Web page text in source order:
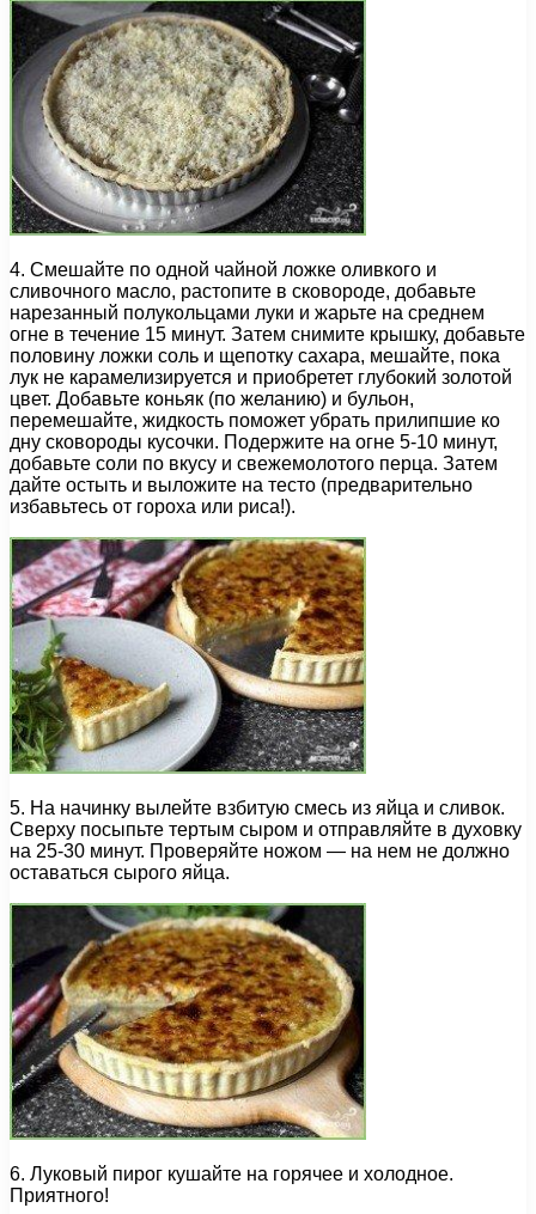
4. Смешайте по одной чайной ложке оливкого и
сливочного масло, растопите в сковороде, добавьте
нарезанный полукольцами луки и жарьте на среднем
огне в течение 15 минут. Затем снимите крышку, добавьте
половину ложки соль и щепотку сахара, мешайте, пока
лук не карамелизируется и приобретет глубокий золотой
цвет. Добавьте коньяк (по желанию) и бульон,
перемешайте, жидкость поможет убрать прилипшие ко
дну сковороды кусочки. Подержите на огне 5-10 минут,
добавьте соли по вкусу и свежемолотого перца. Затем
дайте остыть и выложите на тесто (предварительно
избавьтесь от гороха или риса!).
5. На начинку вылейте взбитую смесь из яйца и сливок.
Сверху посыпьте тертым сыром и отправляйте в духовку
на 25-30 минут. Проверяйте ножом — на нем не должно
оставаться сырого яйца.
6. Луковый пирог кушайте на горячее и холодное.
Приятного!